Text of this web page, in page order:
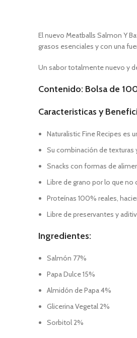
El nuevo Meatballs Salmon Y
grasos esenciales y con una
Un sabor totalmente nuevo y
Contenido: Bolsa de
Caracteristicas y
Naturalistic Fine Recipes es
Su combinación de texturas
Snacks con formas de
Libre de grano por lo que
Proteínas 100% reales,
Libre de preservantes y
Ingredientes:
Salmón 77%
Papa Dulce 15%
Almidón de Papa 4%
Glicerina Vegetal 2%
Sorbitol 2%